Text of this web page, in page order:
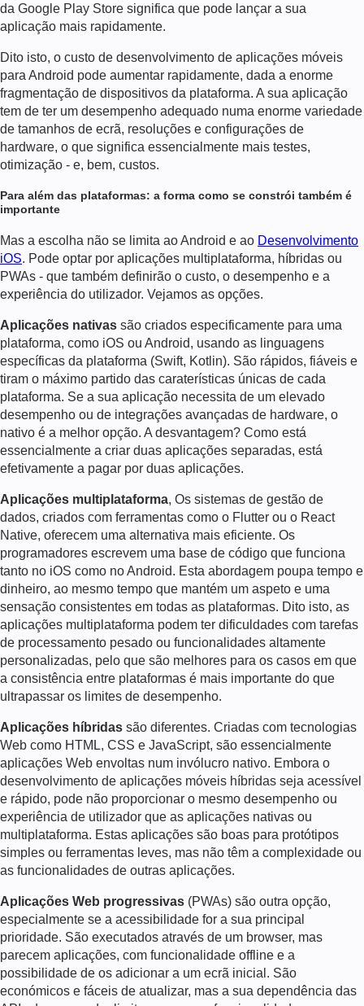
da Google Play Store significa que pode lançar a sua
aplicação mais rapidamente.
Dito isto, o custo de desenvolvimento de aplicações móveis
para Android pode aumentar rapidamente, dada a enorme
fragmentação de dispositivos da plataforma. A sua aplicação
tem de ter um desempenho adequado numa enorme variedade
de tamanhos de ecrã, resoluções e configurações de
hardware, o que significa essencialmente mais testes,
otimização - e, bem, custos.
Para além das plataformas: a forma como se constrói também é
importante
Mas a escolha não se limita ao Android e ao Desenvolvimento
iOS. Pode optar por aplicações multiplataforma, híbridas ou
PWAs - que também definirão o custo, o desempenho e a
experiência do utilizador. Vejamos as opções.
Aplicações nativas são criados especificamente para uma
plataforma, como iOS ou Android, usando as linguagens
específicas da plataforma (Swift, Kotlin). São rápidos, fiáveis e
tiram o máximo partido das caraterísticas únicas de cada
plataforma. Se a sua aplicação necessita de um elevado
desempenho ou de integrações avançadas de hardware, o
nativo é a melhor opção. A desvantagem? Como está
essencialmente a criar duas aplicações separadas, está
efetivamente a pagar por duas aplicações.
Aplicações multiplataforma, Os sistemas de gestão de
dados, criados com ferramentas como o Flutter ou o React
Native, oferecem uma alternativa mais eficiente. Os
programadores escrevem uma base de código que funciona
tanto no iOS como no Android. Esta abordagem poupa tempo e
dinheiro, ao mesmo tempo que mantém um aspeto e uma
sensação consistentes em todas as plataformas. Dito isto, as
aplicações multiplataforma podem ter dificuldades com tarefas
de processamento pesado ou funcionalidades altamente
personalizadas, pelo que são melhores para os casos em que
a consistência entre plataformas é mais importante do que
ultrapassar os limites de desempenho.
Aplicações híbridas são diferentes. Criadas com tecnologias
Web como HTML, CSS e JavaScript, são essencialmente
aplicações Web envoltas num invólucro nativo. Embora o
desenvolvimento de aplicações móveis híbridas seja acessível
e rápido, pode não proporcionar o mesmo desempenho ou
experiência de utilizador que as aplicações nativas ou
multiplataforma. Estas aplicações são boas para protótipos
simples ou ferramentas leves, mas não têm a complexidade ou
as funcionalidades de outras aplicações.
Aplicações Web progressivas (PWAs) são outra opção,
especialmente se a acessibilidade for a sua principal
prioridade. São executados através de um browser, mas
parecem aplicações, com funcionalidade offline e a
possibilidade de os adicionar a um ecrã inicial. São
económicos e fáceis de atualizar, mas a sua dependência das